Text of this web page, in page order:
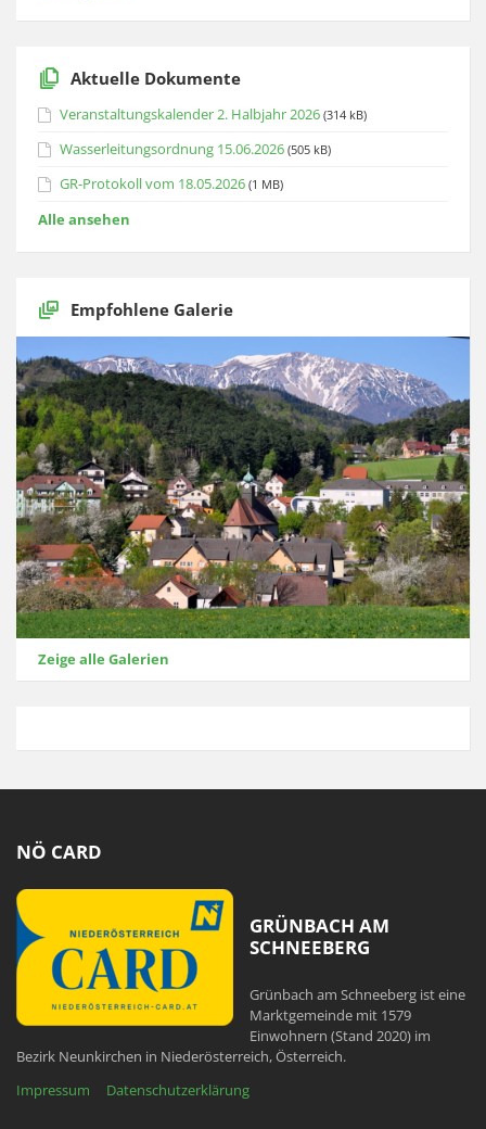
Aktuelle Dokumente
Veranstaltungskalender 2. Halbjahr 2026 (314 kB)
Wasserleitungsordnung 15.06.2026 (505 kB)
GR-Protokoll vom 18.05.2026 (1 MB)
Alle ansehen
Empfohlene Galerie
Zeige alle Galerien
NÖ CARD
GRÜNBACH AM
SCHNEEBERG
Grünbach am Schneeberg ist eine
Marktgemeinde mit 1579
Einwohnern (Stand 2020) im
Bezirk Neunkirchen in Niederösterreich, Österreich.
Impressum
Datenschutzerklärung